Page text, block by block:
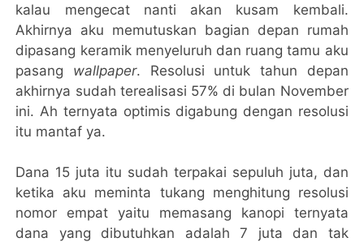
kalau mengecat nanti akan kusam kembali.
Akhirnya aku memutuskan bagian depan rumah
dipasang keramik menyeluruh dan ruang tamu aku
pasang wallpaper. Resolusi untuk tahun depan
akhirnya sudah terealisasi 57% di bulan November
ini. Ah ternyata optimis digabung dengan resolusi
itu mantaf ya.
Dana 15 juta itu sudah terpakai sepuluh juta, dan
ketika aku meminta tukang menghitung resolusi
nomor empat yaitu memasang kanopi ternyata
dana yang dibutuhkan adalah 7 juta dan tak